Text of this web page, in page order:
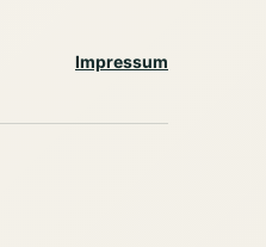
Impressum